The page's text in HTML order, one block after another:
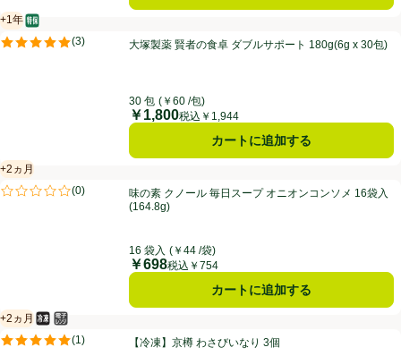
大塚製薬 賢者の食卓 ダブルサポート 180g(6g x 30包)
+1年
賞味・消費期限保証：１年
特定保健用食品
(3)
評価は3件のレビューで5点中5.0点。大塚製薬 賢者の食卓 ダブルサポート 180g(6g x 30包)
30 包 (￥60 /包)
価格
￥1,800税込￥1,944
カートに追加する
味の素 クノール 毎日スープ オニオンコンソメ 16袋入 (164.8g)
+2ヵ月
賞味・消費期限保証：2ヵ月
(0)
評価は0件のレビューで5点中0.0点。味の素 クノール 毎日スープ オニオンコンソメ 16袋入
(164.8g)
16 袋入 (￥44 /袋)
価格
￥698税込￥754
カートに追加する
【冷凍】京樽 わさびいなり 3個
+2ヵ月
賞味・消費期限保証：2ヵ月
冷凍食品
電子レンジ使用可
(1 )
評価は1件のレビューで5点中5.0点。【冷凍】京樽 わさびいなり 3個